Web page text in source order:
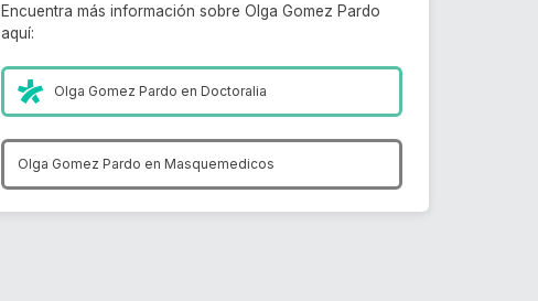
Encuentra más información sobre Olga Gomez Pardo
aquí:
Olga Gomez Pardo enDoctoralia
Olga Gomez Pardo en Masquemedicos